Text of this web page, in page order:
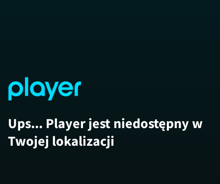
Ups... Player jest niedostępny w
Twojej lokalizacji